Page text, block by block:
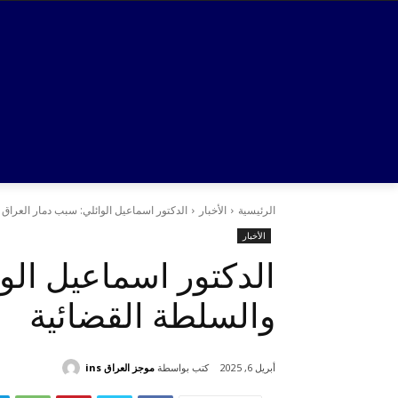
الرئيسية الأخبار الدكتور اسماعيل الوائلي: سبب دمار
الأخبار
الدكتور اسماعيل
والسلطة القضائية
أبريل 6, 2025 كتب بواسطة موجز العراق ins